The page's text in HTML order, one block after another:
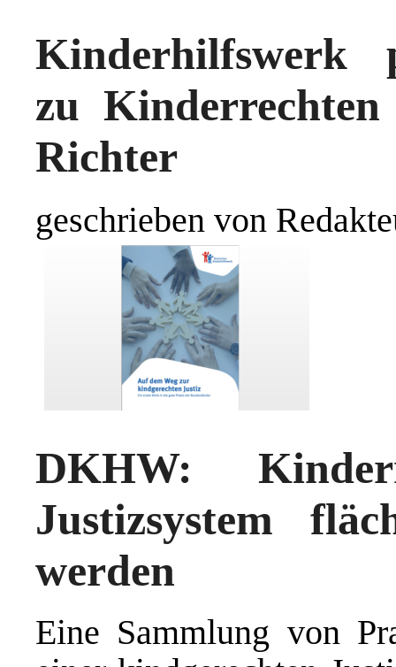
Kinderhilfswerk
zu
Richter
geschrieben von
DKHW:
Justizsystem
werden
Eine Sammlung von